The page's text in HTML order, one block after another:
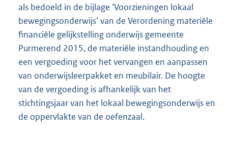
als bedoeld in de bijlage ‘Voorzieningen lokaal
bewegingsonderwijs’ van de Verordening materiële
financiële gelijkstelling onderwijs gemeente
Purmerend 2015, de materiële instandhouding en
een vergoeding voor het vervangen en aanpassen
van onderwijsleerpakket en meubilair. De hoogte
van de vergoeding is afhankelijk van het
stichtingsjaar van het lokaal bewegingsonderwijs en
de oppervlakte van de oefenzaal.